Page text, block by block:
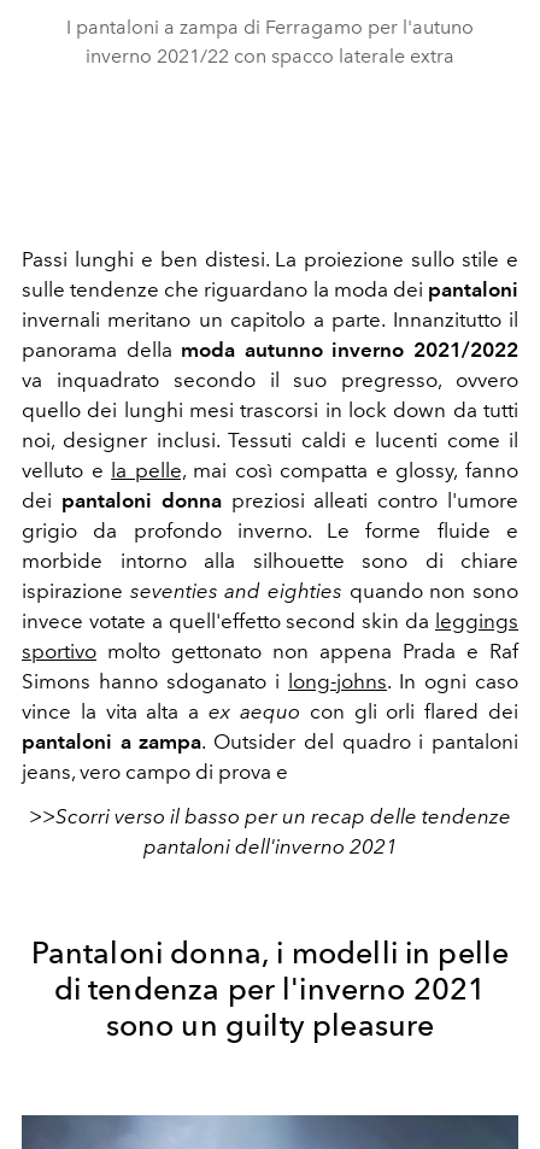
I pantaloni a zampa di Ferragamo per l'autuno
inverno 2021/22 con spacco laterale extra
Passi lunghi e ben distesi. La proiezione sullo stile e
sulle tendenze che riguardano la moda dei pantaloni
invernali meritano un capitolo a parte. Innanzitutto il
panorama della moda autunno inverno 2021/2022
va inquadrato secondo il suo pregresso, ovvero
quello dei lunghi mesi trascorsi in lock down da tutti
noi, designer inclusi. Tessuti caldi e lucenti come il
velluto e la pelle,mai così compatta e glossy, fanno
dei pantaloni donnapreziosi alleati contro l'umore
grigio da profondo inverno. Le forme fluide e
morbide intorno alla silhouette sono di chiare
ispirazione seventies and eighties quando non sono
invece votate a quell'effetto second skin da leggings
sportivo molto gettonato non appena Prada e Raf
Simons hanno sdoganato i
long-johns. In ogni caso
vince la vita alta aex aequo con gli orli flared dei
pantaloni a zampa. Outsider del quadro i pantaloni
jeans, vero campo di prova e
>>Scorri verso il basso per un recap delle tendenze
pantaloni dell'inverno 2021
Pantaloni donna, i modelli in pelle
di tendenza per l'inverno 2021
sono un guilty pleasure